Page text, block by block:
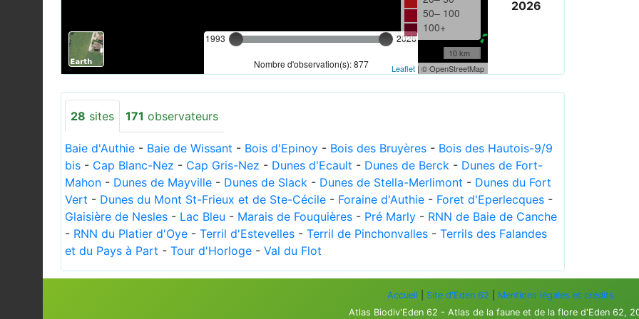
1993 2026
Nombre d'observation(s): 877
50– 100
100+
10 km
Leaflet| © OpenStreetMap
2026
28 sites 171 observateurs
Baie d'Authie - Baie de Wissant - Bois d'Epinoy - Bois des Bruyères - Bois des Hautois-9/9
bis - Cap Blanc-Nez - Cap Gris-Nez - Dunes d'Ecault - Dunes de Berck - Dunes de Fort-
Mahon - Dunes de Mayville - Dunes de Slack - Dunes de Stella-Merlimont - Dunes du Fort
Vert - Dunes du Mont St-Frieux et de Ste-Cécile - Foraine d'Authie - Foret d'Eperlecques -
Glaisière de Nesles - Lac Bleu - Marais de Fouquières - Pré Marly - RNN de Baie de Canche
- RNN du Platier d'Oye - Terril d'Estevelles - Terril de Pinchonvalles - Terrils des Falandes
et du Pays à Part - Tour d'Horloge - Val du Flot
Accueil Site d'Eden 62
Mentions légales et crédits
Atlas Biodiv'Eden 62 - Atlas de la faune et de la flore d'Eden 62,